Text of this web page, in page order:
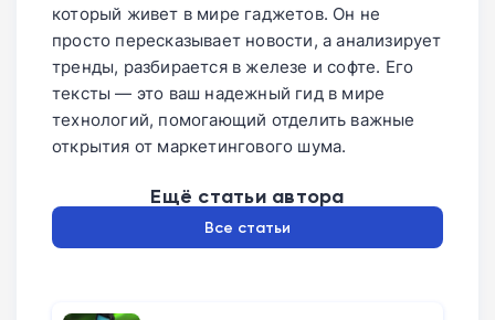
который живет в мире гаджетов. Он не
просто пересказывает новости, а анализирует
тренды, разбирается в железе и софте. Его
тексты — это ваш надежный гид в мире
технологий, помогающий отделить важные
открытия от маркетингового шума.
Ещё статьи автора
Все статьи